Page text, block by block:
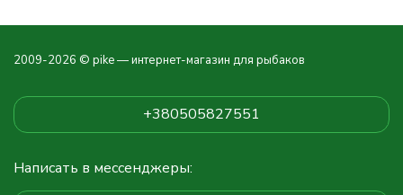
2009-2026 © pike — интернет-магазин для рыбаков
+380505827551
Написать в мессенджеры: